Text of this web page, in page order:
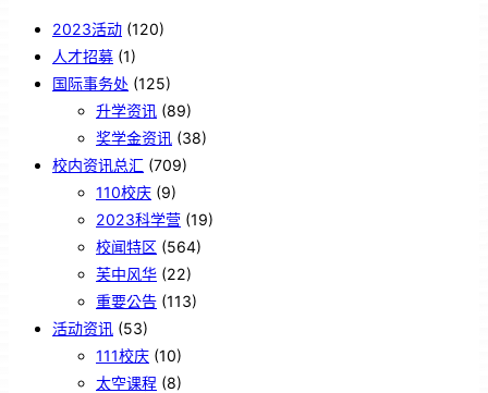
2023活动 (120)
人才招募 (1)
国际事务处 (125)
升学资讯 (89)
奖学金资讯 (38)
校内资讯总汇 (709)
110校庆 (9)
2023科学营 (19)
校闻特区 (564)
芙中风华 (22)
重要公告 (113)
活动资讯 (53)
111校庆 (10)
太空课程 (8)